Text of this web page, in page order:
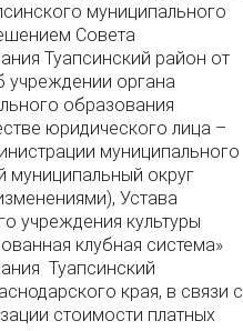
муниципального
Совета
Туапсинский район от
учреждении органа
образования
юридического лица –
муниципального
муниципальный округ
Устава
учреждения культуры
клубная система»
Туапсинский
края, в связи с
стоимости платных